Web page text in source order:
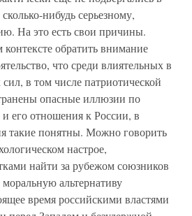
нибудь серьезному,
На это есть свои причины.
обратить внимание
что среди влиятельных в
в том числе патриотической
опасные иллюзии по
его отношения к России, в
такие понятны. Можно говорить
настрое,
найти за рубежом союзников
альтернативу
время российскими властями